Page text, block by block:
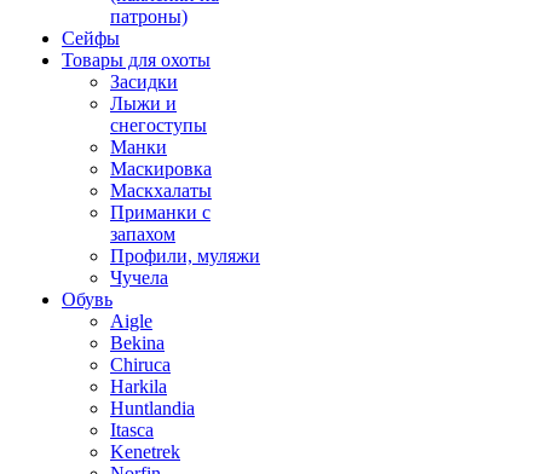
патроны)
Сейфы
Товары для охоты
Засидки
Лыжи и
снегоступы
Манки
Маскировка
Маскхалаты
Приманки с
запахом
Профили, муляжи
Чучела
Обувь
Aigle
Bekina
Chiruсa
Harkila
Huntlandia
Itasca
Kenetrek